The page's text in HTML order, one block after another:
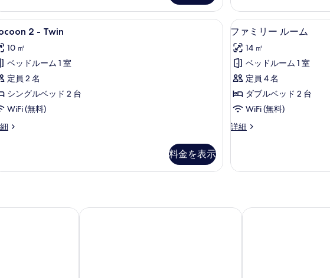
て
の
写
真
を
表
示
る
ア
ル
ー
の
詳
細
コンフォート製ベッド、防音設備、WiFi (無料)Cocoon 2 - Twin | 高級寝具、セレクト コンフォート製ベッド、
4 2 - Twin
10 ㎡
ベッドルーム 1 室
定員 2 名
シングルベッド 2 台
WiFi (無料)
料金を表示
フ
ァ
ミ
リ
ー
ル
ム
す
の
4
ファミリー ルーム
14 ㎡
ベッドルーム 1 室
定員 4 名
ダブルベッド 2 台
WiFi (無料)
詳細
フ
ー
の
スクエア ザ Z ホテル ホルボーン ロイヤル ナショナル